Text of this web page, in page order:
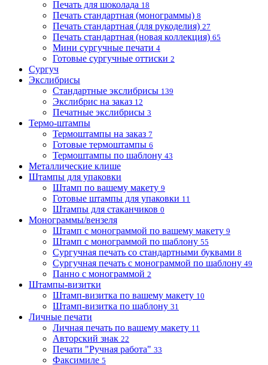
Печать для шоколада 18
Печать стандартная (монограммы) 8
Печать стандартная (для рукоделия) 27
Печать стандартная (новая коллекция) 65
Мини сургучные печати 4
Готовые сургучные оттиски 2
Сургуч
Экслибрисы
Стандартные экслибрисы 139
Экслибрис на заказ 12
Печатные экслибрисы 3
Термо-штампы
Термоштампы на заказ 7
Готовые термоштампы 6
Термоштампы по шаблону 43
Металлические клише
Штампы для упаковки
Штамп по вашему макету 9
Готовые штампы для упаковки 11
Штампы для стаканчиков 0
Монограммы/вензеля
Штамп с монограммой по вашему макету 9
Штамп с монограммой по шаблону 55
Сургучная печать со стандартными буквами 8
Сургучная печать с монограммой по шаблону 49
Панно с монограммой 2
Штампы-визитки
Штамп-визитка по вашему макету 10
Штамп-визитка по шаблону 31
Личные печати
Личная печать по вашему макету 11
Авторский знак 22
Печати "Ручная работа" 33
Факсимиле 5